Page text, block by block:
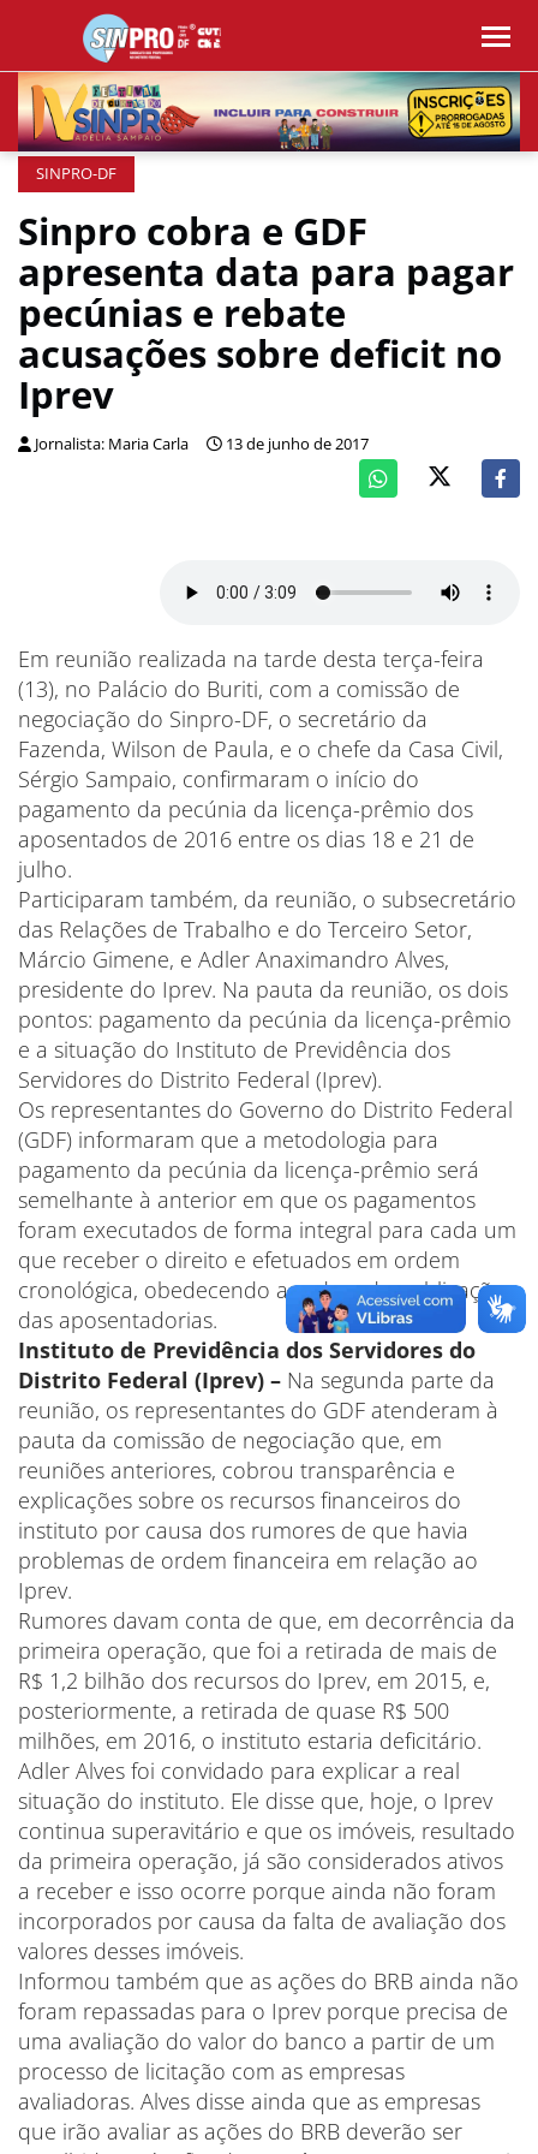
SINPRO-DF
Sinpro cobra e GDF
apresenta data para pagar
pecúnias e rebate
acusações sobre deficit no
Iprev
Jornalista: Maria Carla 13 de junho de 2017
Em reunião realizada na tarde desta terça-feira
(13), no Palácio do Buriti, com a comissão de
negociação do Sinpro-DF, o secretário da
Fazenda, Wilson de Paula, e o chefe da Casa Civil,
Sérgio Sampaio, confirmaram o início do
pagamento da pecúnia da licença-prêmio dos
aposentados de 2016 entre os dias 18 e 21 de
julho.
Participaram também, da reunião, o subsecretário
das Relações de Trabalho e do Terceiro Setor,
Márcio Gimene, e Adler Anaximandro Alves,
presidente do Iprev. Na pauta da reunião, os dois
pontos: pagamento da pecúnia da licença-prêmio
e a situação do Instituto de Previdência dos
Servidores do Distrito Federal (Iprev).
Os representantes do Governo do Distrito Federal
(GDF) informaram que a metodologia para
pagamento da pecúnia da licença-prêmio será
semelhante à anterior em que os pagamentos
foram executados de forma integral para cada um
que receber o direito e efetuados em ordem
cronológica, obedecendo a ordem da publicação
das aposentadorias.
Instituto de Previdência dos Servidores do
Distrito Federal (Iprev) – Na segunda parte da
reunião, os representantes do GDF atenderam à
pauta da comissão de negociação que, em
reuniões anteriores, cobrou transparência e
explicações sobre os recursos financeiros do
instituto por causa dos rumores de que havia
problemas de ordem financeira em relação ao
Iprev.
Rumores davam conta de que, em decorrência da
primeira operação, que foi a retirada de mais de
R$ 1,2 bilhão dos recursos do Iprev, em 2015, e,
posteriormente, a retirada de quase R$ 500
milhões, em 2016, o instituto estaria deficitário.
Adler Alves foi convidado para explicar a real
situação do instituto. Ele disse que, hoje, o Iprev
continua superavitário e que os imóveis, resultado
da primeira operação, já são considerados ativos
a receber e isso ocorre porque ainda não foram
incorporados por causa da falta de avaliação dos
valores desses imóveis.
Informou também que as ações do BRB ainda não
foram repassadas para o Iprev porque precisa de
uma avaliação do valor do banco a partir de um
processo de licitação com as empresas
avaliadoras. Alves disse ainda que as empresas
que irão avaliar as ações do BRB deverão ser